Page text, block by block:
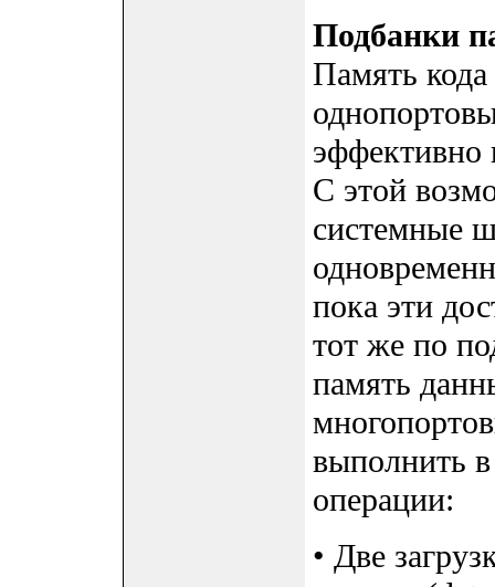
Подбанки
Память кода
эффективно
С этой
системные
пока эти
тот же по
память
выполнить
операции:
• Две